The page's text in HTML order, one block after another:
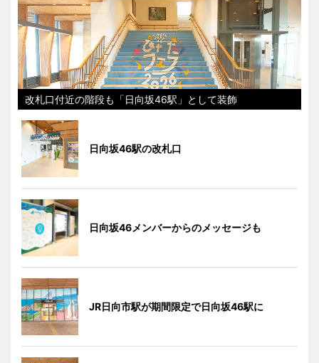
改札口付近の階段も「日向坂46駅」として装飾
日向坂46駅の改札口
日向坂46メンバーからのメッセージも
JR日向市駅が期間限定で日向坂46駅に